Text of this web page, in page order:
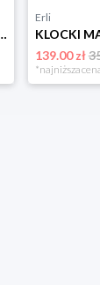
elementów Kpop Łowczynie Demonów
Erli
139.00 zł
*najniższa